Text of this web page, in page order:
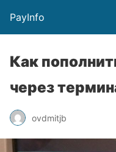
PayInfo
Как
через
ovdmitjb